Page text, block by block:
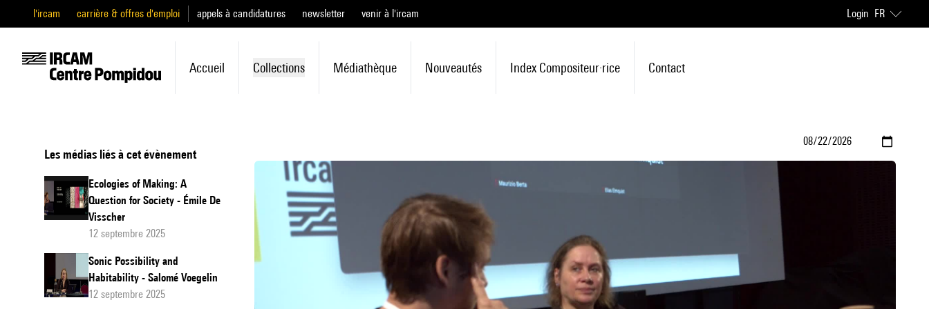
l'ircam carrière & offres d'emploi appels à candidatures newsletter venir à l'ircam Login FR
Accueil Collections Médiathèque Nouveautés Index Compositeur·rice Contact
Les médias liés à cet évènement
Ecologies of Making: A
Question for Society - Émile De
Visscher
12 septembre 2025
Sonic Possibility and
Habitability - Salomé Voegelin
12 septembre 2025